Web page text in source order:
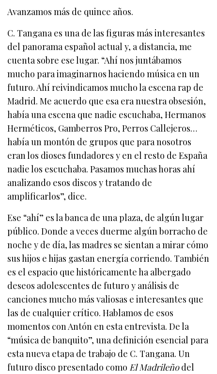
Avanzamos más de quince años.
C. Tangana es una de las figuras más interesantes
del panorama español actual y, a distancia, me
cuenta sobre ese lugar. “Ahí nos juntábamos
mucho para imaginarnos haciendo música en un
futuro. Ahí reivindicamos mucho la escena rap de
Madrid. Me acuerdo que esa era nuestra obsesión,
había una escena que nadie escuchaba, Hermanos
Herméticos, Gamberros Pro, Perros Callejeros…
había un montón de grupos que para nosotros
eran los dioses fundadores y en el resto de España
nadie los escuchaba. Pasamos muchas horas ahí
analizando esos discos y tratando de
amplificarlos”, dice.
Ese “ahí” es la banca de una plaza, de algún lugar
público. Donde a veces duerme algún borracho de
noche y de día, las madres se sientan a mirar cómo
sus hijos e hijas gastan energía corriendo. También
es el espacio que históricamente ha albergado
deseos adolescentes de futuro y análisis de
canciones mucho más valiosas e interesantes que
las de cualquier crítico. Hablamos de esos
momentos con Antón en esta entrevista. De la
“música de banquito”, una definición esencial para
esta nueva etapa de trabajo de C. Tangana. Un
futuro disco presentado como El Madrileñodel